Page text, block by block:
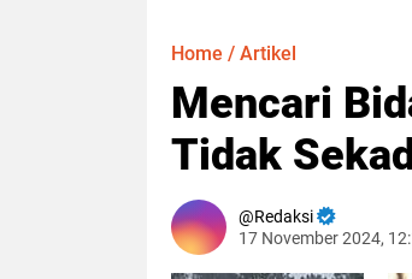
Home / Artikel
Mencari
Tidak
Redaksi
17 November 2024,